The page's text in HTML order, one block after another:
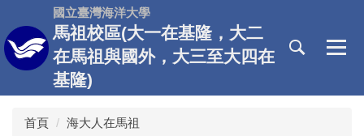
到
主
要
國立臺灣海洋大學
馬祖校區(大一在基隆，大二
在馬祖與國外，大三至大四在
基隆)
首頁 海大人在馬祖